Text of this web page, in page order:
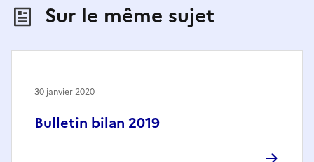
Sur le même sujet
Bulletin bilan 2019
30 janvier 2020